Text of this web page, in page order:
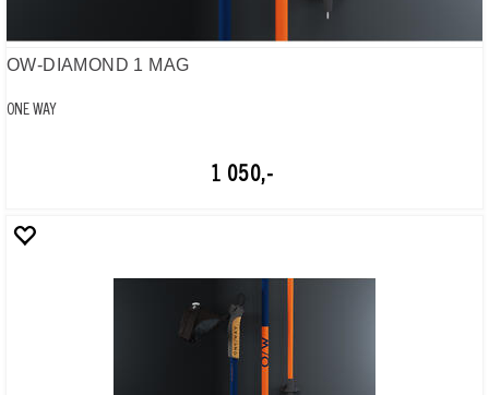
OW-DIAMOND 1 MAG
ONE WAY
1 050,-
900,-